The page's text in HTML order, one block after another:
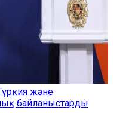
және
байланыстарды